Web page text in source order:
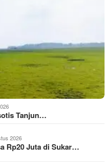
Tanjun…
2026
Rp20 Juta di Sukar…